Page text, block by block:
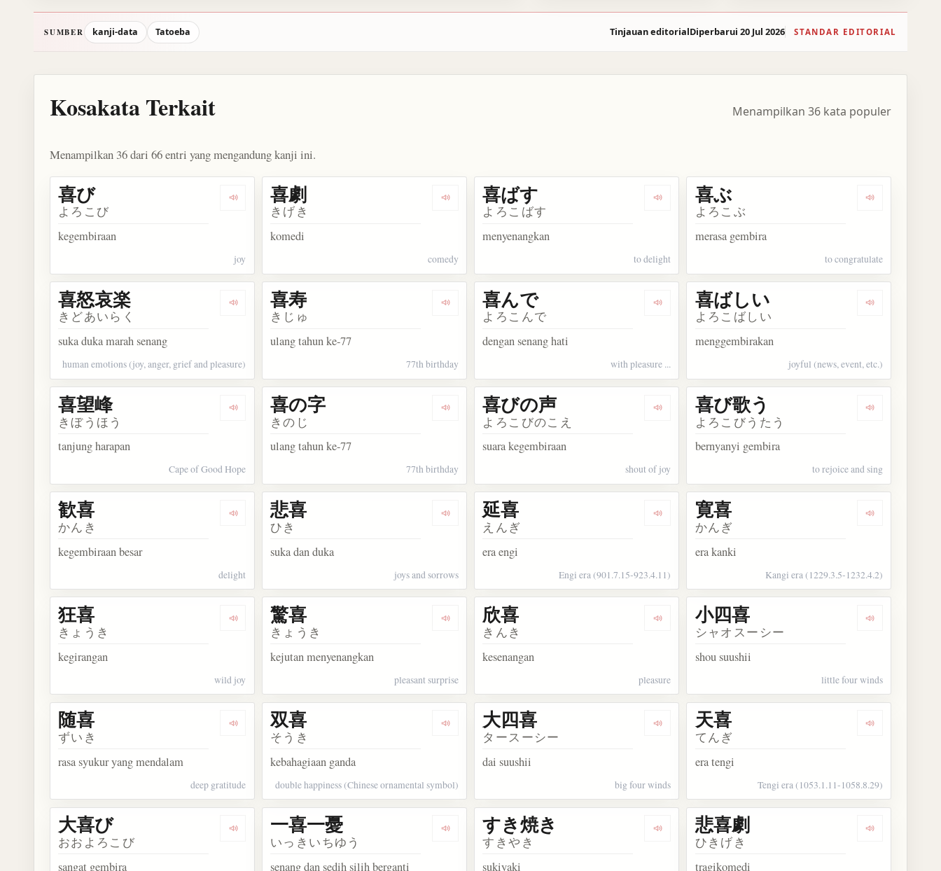
SUMBER kanji-data Tatoeba Tinjauan editorialDiperbarui 20 Jul 2026 STANDAR EDITORIAL
Kosakata Terkait Menampilkan 36 kata populer
Menampilkan 36 dari 66 entri yang mengandung kanji ini.
Dengarkan kosakata 喜び
喜び
よろこび
kegembiraan
joy
Dengarkan kosakata 喜劇
喜劇
きげき
komedi
comedy
Dengarkan kosakata 喜ばす
喜ばす
よろこばす
menyenangkan
to delight
Dengarkan
喜ぶ
よろこぶ
merasa gembira
to congratulate
Dengarkan kosakata 喜怒哀楽
喜怒哀楽
きどあいらく
suka duka marah senang
human emotions (joy, anger, grief and pleasure)
Dengarkan kosakata 喜寿
喜寿
きじゅ
ulang tahun ke-77
77th birthday
Dengarkan kosakata 喜んで
喜んで
よろこんで
dengan senang hati
with pleasure ...
Dengarkan
喜ばしい
よろこばしい
menggembirakan
joyful (news, event, etc.)
Dengarkan kosakata 喜望峰
喜望峰
きぼうほう
tanjung harapan
Cape of Good Hope
Dengarkan kosakata 喜の字
喜の字
きのじ
ulang tahun ke-77
77th birthday
Dengarkan kosakata 喜びの声
喜びの声
よろこびのこえ
suara kegembiraan
shout of joy
Dengarkan
喜び歌う
よろこびうたう
bernyanyi gembira
to rejoice and sing
Dengarkan kosakata 歓喜
歓喜
かんき
kegembiraan besar
delight
Dengarkan kosakata 悲喜
悲喜
ひき
suka dan duka
joys and sorrows
Dengarkan kosakata 延喜
延喜
えんぎ
era engi
Engi era (901.7.15-923.4.11)
Dengarkan
寛喜
かんぎ
era kanki
Kangi era (1229.3.5-1232.4.2)
Dengarkan kosakata 狂喜
狂喜
きょうき
kegirangan
wild joy
Dengarkan kosakata 驚喜
驚喜
きょうき
kejutan menyenangkan
pleasant surprise
Dengarkan kosakata 欣喜
欣喜
きんき
kesenangan
pleasure
Dengarkan
小四喜
シャオスーシー
shou suushii
little four winds
Dengarkan kosakata 随喜
随喜
ずいき
rasa syukur yang mendalam
deep gratitude
Dengarkan kosakata 双喜
双喜
そうき
kebahagiaan ganda
double happiness (Chinese ornamental symbol)
Dengarkan kosakata 大四喜
大四喜
タースーシー
dai suushii
big four winds
Dengarkan
天喜
てんぎ
era tengi
Tengi era (1053.1.11-1058.8.29)
Dengarkan kosakata 大喜び
大喜び
おおよろこび
sangat gembira
Dengarkan kosakata 一喜一憂
一喜一憂
いっきいちゆう
senang dan sedih silih berganti
Dengarkan kosakata すき焼き
すき焼き
すきやき
sukiyaki
Dengarkan
悲喜劇
ひきげき
tragikomedi